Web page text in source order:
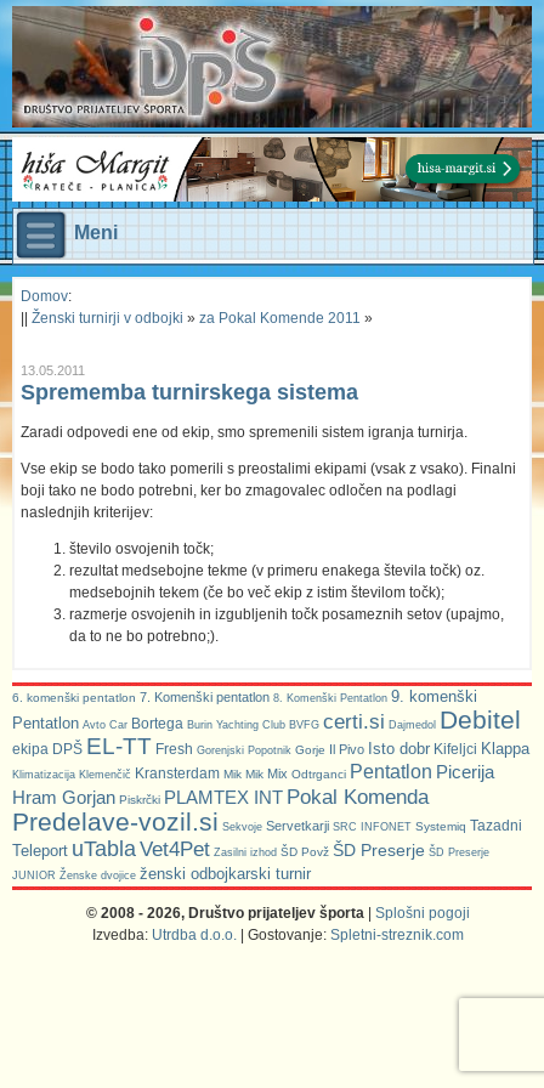
Meni
Domov:
Ženski turnirji v odbojki » za Pokal Komende 2011 »
13.05.2011
Sprememba turnirskega sistema
Zaradi odpovedi ene od ekip, smo spremenili sistem igranja turnirja.
Vse ekip se bodo tako pomerili s preostalimi ekipami (vsak z vsako). Finalni
boji tako ne bodo potrebni, ker bo zmagovalec odločen na podlagi
naslednjih kriterijev:
število osvojenih točk;
rezultat medsebojne tekme (v primeru enakega števila točk) oz.
medsebojnih tekem (če bo več ekip z istim številom točk);
razmerje osvojenih in izgubljenih točk posameznih setov (upajmo,
da to ne bo potrebno;).
6. komenški pentatlon 7. Komenški pentatlon 8. Komenški Pentatlon 9. komenški
Pentatlon Avto Car Bortega Burin Yachting Club BVFG certi.si Dajmedol Debitel
ekipa DPŠ EL-TT Fresh Gorenjski Popotnik Gorje Il Pivo Isto dobr Kifeljci Klappa
Klimatizacija Klemenčič Kransterdam Mik Mik Mix Odtrganci Pentatlon Picerija
Hram Gorjan Piskrčki PLAMTEX INT Pokal Komenda
Predelave-vozil.si Sekvoje Servetkarji SRC INFONET Systemiq Tazadni
Teleport uTabla Vet4Pet Zasilni izhod ŠD Povž ŠD Preserje ŠD Preserje
JUNIOR Ženske dvojice ženski odbojkarski turnir
© 2008 - 2026, Društvo prijateljev športa | Splošni pogoji
Izvedba: Utrdba d.o.o. | Gostovanje: Spletni-streznik.com